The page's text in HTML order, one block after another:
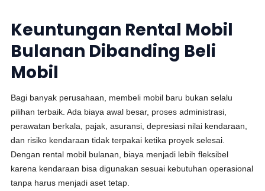
Keuntungan Rental Mobil
Bulanan Dibanding Beli
Mobil
Bagi banyak perusahaan, membeli mobil baru bukan selalu
pilihan terbaik. Ada biaya awal besar, proses administrasi,
perawatan berkala, pajak, asuransi, depresiasi nilai kendaraan,
dan risiko kendaraan tidak terpakai ketika proyek selesai.
Dengan rental mobil bulanan, biaya menjadi lebih fleksibel
karena kendaraan bisa digunakan sesuai kebutuhan operasional
tanpa harus menjadi aset tetap.